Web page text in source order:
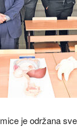
je održana